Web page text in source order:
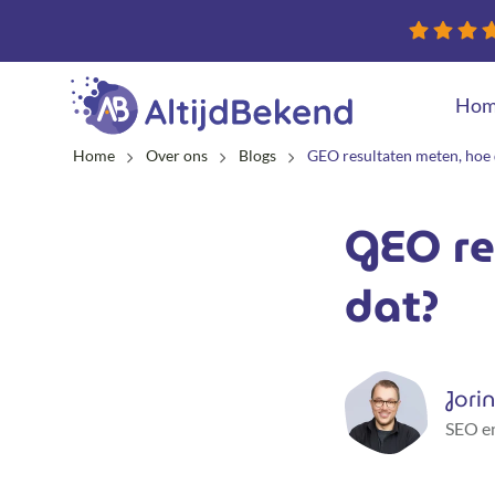
Nieuwe
Home Over ons Blogs GEO resultaten meten, hoe
GEO
dat?
SEO